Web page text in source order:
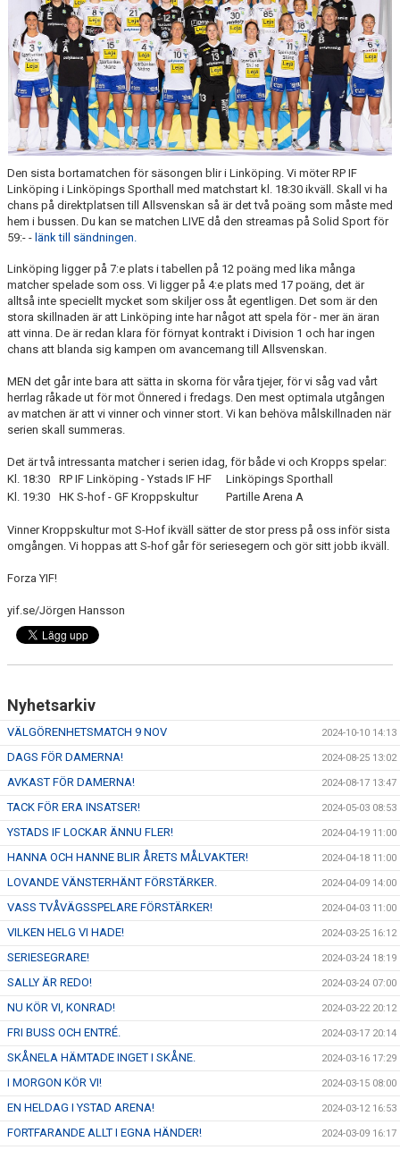
Den sista bortamatchen för säsongen blir i Linköping. Vi möter RP IF
Linköping i Linköpings Sporthall med matchstart kl. 18:30 ikväll. Skall vi ha
chans på direktplatsen till Allsvenskan så är det två poäng som måste med
hem i bussen. Du kan se matchen LIVE då den streamas på Solid Sport för
59:- - länk till sändningen.
Linköping ligger på 7:e plats i tabellen på 12 poäng med lika många
matcher spelade som oss. Vi ligger på 4:e plats med 17 poäng, det är
alltså inte speciellt mycket som skiljer oss åt egentligen. Det som är den
stora skillnaden är att Linköping inte har något att spela för - mer än äran
att vinna. De är redan klara för förnyat kontrakt i Division 1 och har ingen
chans att blanda sig kampen om avancemang till Allsvenskan.
MEN det går inte bara att sätta in skorna för våra tjejer, för vi såg vad vårt
herrlag råkade ut för mot Önnered i fredags. Den mest optimala utgången
av matchen är att vi vinner och vinner stort. Vi kan behöva målskillnaden när
serien skall summeras.
Det är två intressanta matcher i serien idag, för både vi och Kropps spelar:
Kl. 18:30
RP IF Linköping - Ystads IF HF
Linköpings Sporthall
Kl. 19:30
HK S-hof - GF Kroppskultur Partille Arena A
Vinner Kroppskultur mot S-Hof ikväll sätter de stor press på oss inför sista
omgången. Vi hoppas att S-hof går för seriesegern och gör sitt jobb ikväll.
Forza YIF!
yif.se/Jörgen Hansson
Nyhetsarkiv
VÄLGÖRENHETSMATCH 9 NOV 2024-10-10 14:13
DAGS FÖR DAMERNA! 2024-08-25 13:02
AVKAST FÖR DAMERNA! 2024-08-17 13:47
TACK FÖR ERA INSATSER! 2024-05-03 08:53
YSTADS IF LOCKAR ÄNNU FLER! 2024-04-19 11:00
HANNA OCH HANNE BLIR ÅRETS MÅLVAKTER! 2024-04-18 11:00
LOVANDE VÄNSTERHÄNT FÖRSTÄRKER. 2024-04-09 14:00
VASS TVÅVÄGSSPELARE FÖRSTÄRKER! 2024-04-03 11:00
VILKEN HELG VI HADE! 2024-03-25 16:12
SERIESEGRARE! 2024-03-24 18:19
SALLY ÄR REDO! 2024-03-24 07:00
NU KÖR VI, KONRAD! 2024-03-22 20:12
FRI BUSS OCH ENTRÉ. 2024-03-17 20:14
SKÅNELA HÄMTADE INGET I SKÅNE. 2024-03-16 17:29
I MORGON KÖR VI! 2024-03-15 08:00
EN HELDAG I YSTAD ARENA! 2024-03-12 16:53
FORTFARANDE ALLT I EGNA HÄNDER! 2024-03-09 16:17